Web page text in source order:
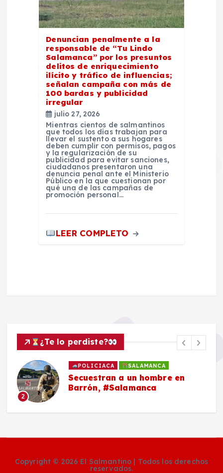
Denuncian penalmente a la
responsable de “Tu Lindo
Salamanca” por los presuntos
delitos de enriquecimiento
ilícito y tráfico de influencias;
señalan campaña con más de
100 bardas y publicidad
irregular
julio 27, 2026
Mientras cientos de salmantinos
que todos los días trabajan para
llevar el sustento a sus hogares
deben cumplir con permisos, pagos
y la regularización de su
publicidad para evitar sanciones,
ciudadanos presentaron una
denuncia penal ante el Ministerio
Público en la que cuestionan por
qué una de las campañas de
promoción personal…
LEER COMPLETO
¿Te lo perdiste?
2
POLICIACA SALAMANCA
Secuestran a un hombre en
Barrón, #Salamanca
Copyright © 2026 El Salmantino | Todos los derechos
reservados.